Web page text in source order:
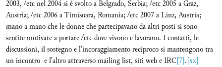
2003, /etc nel 2004 si è svolto a Belgrado, Serbia; /etc 2005 a Graz,
Austria; /etc 2006 a Timisoara, Romania; /etc 2007 a Linz, Austria;
mano a mano che le donne che partecipavano da altri posti si sono
sentite motivate a portare /etc dove vivono e lavorano. I contatti, le
discussioni, il sostegno e l’incoraggiamento reciproco si mantengono tra
un incontro e l’altro attraverso mailing list, siti web e IRC[7].[xx]